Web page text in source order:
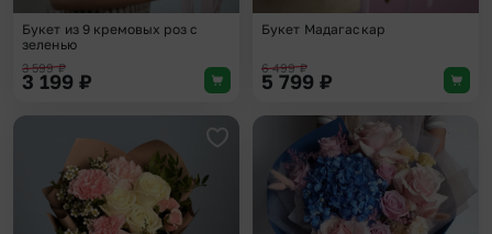
Букет из 9 кремовых роз с
зеленью
3 599₽
3 199 ₽
Букет Мадагаскар
6 499₽
5 799 ₽
Добавить в избранное